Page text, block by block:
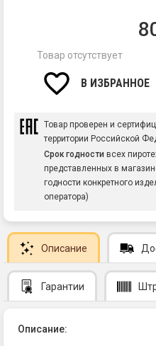
Товар отсутствует
В ИЗБРАННОЕ
Товар проверен и
территории Российской
Срок годности всех
представленных в
годности конкретного
оператора)
Описание
Гарантии
Описание: